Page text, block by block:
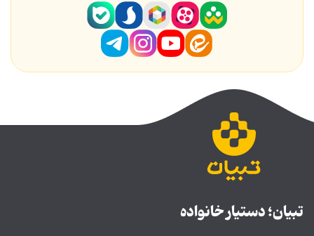
تبیان؛ دستیار خانواده